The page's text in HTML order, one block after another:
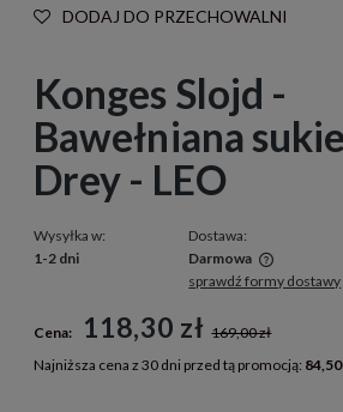
DODAJ DO PRZECHOWALNI
Konges Slojd -
Bawełniana
Drey - LEO
Wysyłka w:
1-2 dni
Dostawa:
Darmowa
Cena nie zawiera ewentualnych
sprawdź formy dostawy
Cena: 118,30 zł 169,00 zł
Najniższa cena z 30 dni przed tą promocją: 84,50